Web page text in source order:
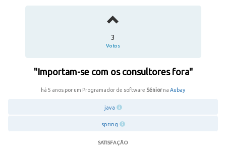
3
Votos
"Importam-se com os consultores fora"
há 5 anos por um Programador de software Séniorna Aubay
java
spring
SATISFAÇÃO